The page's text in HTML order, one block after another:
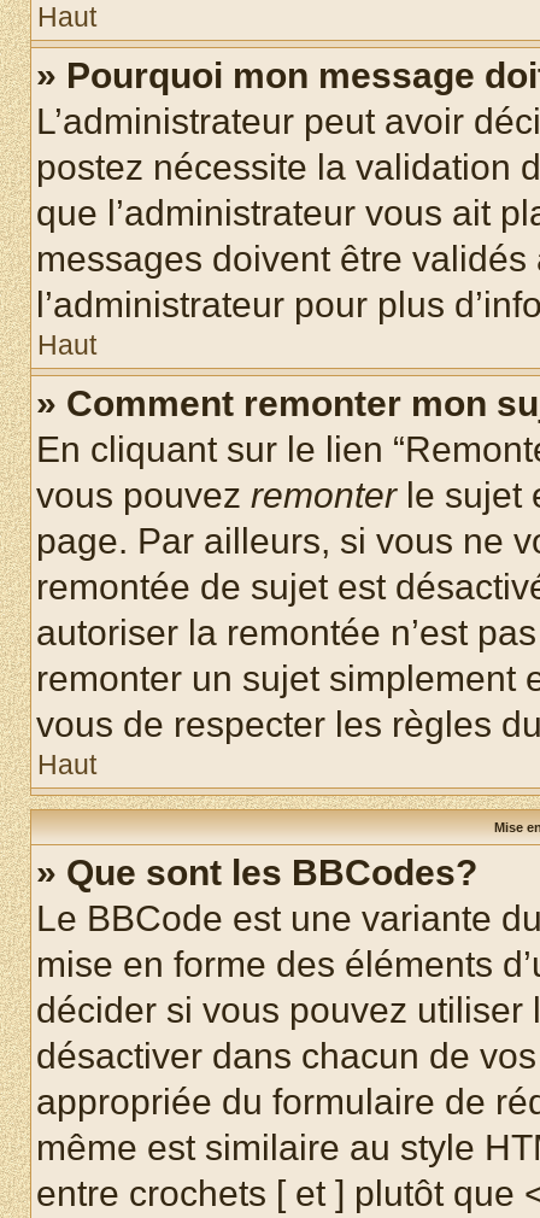
Haut
» Pourquoi mon message
L’administrateur peut avoir
postez nécessite la validation
que l’administrateur vous ait
messages doivent être validés
l’administrateur pour plus
Haut
» Comment remonter mon
En cliquant sur le lien
vous pouvez remonterle sujet
page. Par ailleurs, si vous ne
remontée de sujet est
autoriser la remontée n’est
remonter un sujet simplement
vous de respecter les règles
Haut
Mise
» Que sont les BBCodes?
Le BBCode est une variante
mise en forme des éléments
décider si vous pouvez
désactiver dans chacun de
appropriée du formulaire de
même est similaire au style
entre crochets [ et ] plutôt que